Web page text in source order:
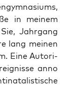
in mei­nem
Jahr­gang
lang mei­nen
Eine Auto­ri­
anno